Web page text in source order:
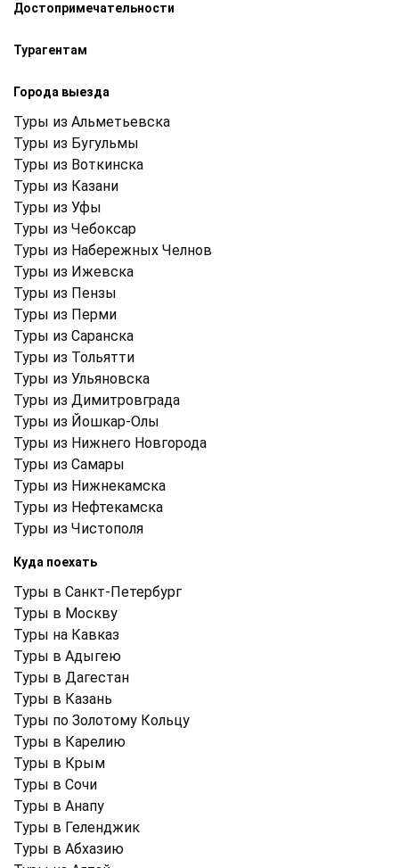
Достопримечательности
Турагентам
Города выезда
Туры из Альметьевска
Туры из Бугульмы
Туры из Воткинска
Туры из Казани
Туры из Уфы
Туры из Чебоксар
Туры из Набережных Челнов
Туры из Ижевска
Туры из Пензы
Туры из Перми
Туры из Саранска
Туры из Тольятти
Туры из Ульяновска
Туры из Димитровграда
Туры из Йошкар-Олы
Туры из Нижнего Новгорода
Туры из Самары
Туры из Нижнекамска
Туры из Нефтекамска
Туры из Чистополя
Куда поехать
Туры в Санкт-Петербург
Туры в Москву
Туры на Кавказ
Туры в Адыгею
Туры в Дагестан
Туры в Казань
Туры по Золотому Кольцу
Туры в Карелию
Туры в Крым
Туры в Cочи
Туры в Анапу
Туры в Геленджик
Туры в Абхазию